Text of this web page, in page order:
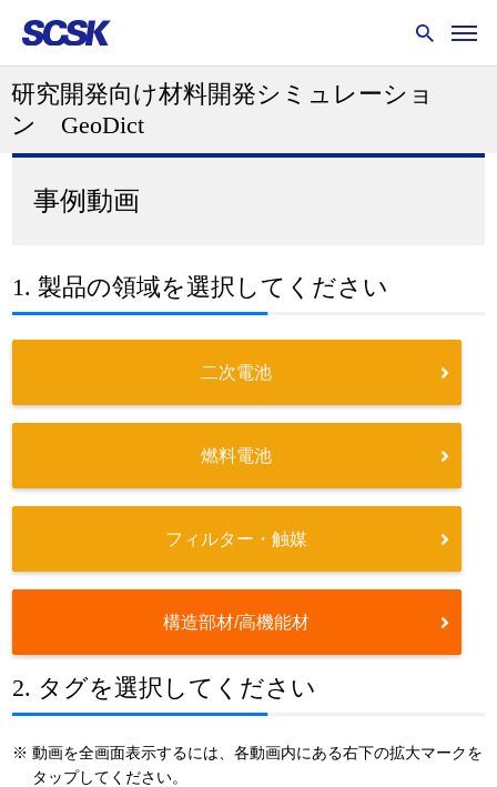
研究開発向け材料開発シミュレーショ
ン GeoDict
事例動画
1. 製品の領域を選択してください
二次電池
燃料電池
フィルター・触媒
構造部材/高機能材
2. タグを選択してください
※ 動画を全画面表示するには、各動画内にある右下の拡大マークを
タップしてください。